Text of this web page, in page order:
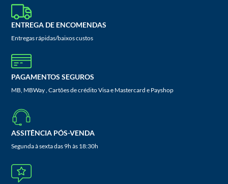
ENTREGA DE ENCOMENDAS
Entregas rápidas/baixos custos
PAGAMENTOS SEGUROS
MB, MBWay , Cartões de crédito Visa e Mastercard e Payshop
ASSITÊNCIA PÓS-VENDA
Segunda à sexta das 9h às 18:30h